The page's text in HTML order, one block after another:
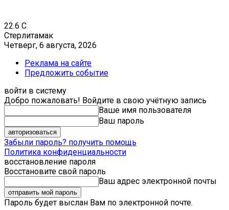
22.6 C
Стерлитамак
Четверг, 6 августа, 2026
Реклама на сайте
Предложить событие
войти в систему
Добро пожаловать! Войдите в свою учётную запись
Ваше имя пользователя
Ваш пароль
Забыли пароль? получить помощь
Политика конфиденциальности
восстановление пароля
Восстановите свой пароль
Ваш адрес электронной почты
Пароль будет выслан Вам по электронной почте.